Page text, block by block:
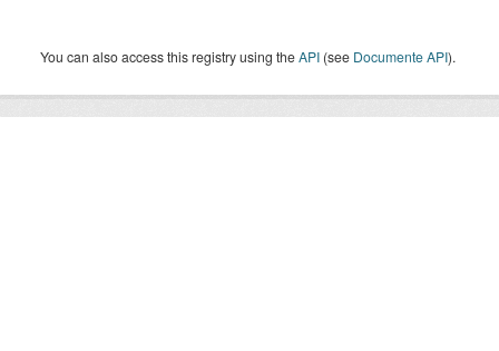
You can also access this registry using theAPI (see Documente API).